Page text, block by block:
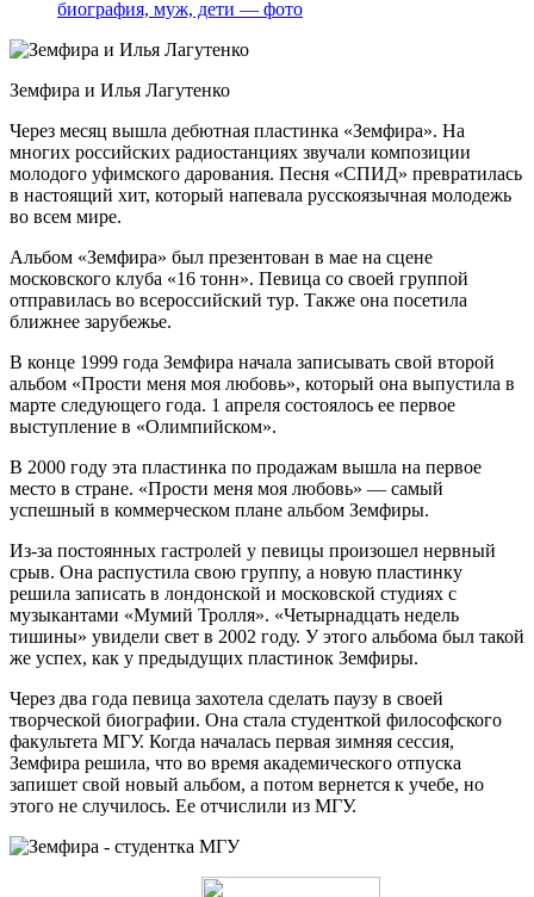
биография, муж, дети — фото
Земфира и Илья Лагутенко
Через месяц вышла дебютная пластинка «Земфира». На
многих российских радиостанциях звучали композиции
молодого уфимского дарования. Песня «СПИД» превратилась
в настоящий хит, который напевала русскоязычная молодежь
во всем мире.
Альбом «Земфира» был презентован в мае на сцене
московского клуба «16 тонн». Певица со своей группой
отправилась во всероссийский тур. Также она посетила
ближнее зарубежье.
В конце 1999 года Земфира начала записывать свой второй
альбом «Прости меня моя любовь», который она выпустила в
марте следующего года. 1 апреля состоялось ее первое
выступление в «Олимпийском».
В 2000 году эта пластинка по продажам вышла на первое
место в стране. «Прости меня моя любовь» — самый
успешный в коммерческом плане альбом Земфиры.
Из-за постоянных гастролей у певицы произошел нервный
срыв. Она распустила свою группу, а новую пластинку
решила записать в лондонской и московской студиях с
музыкантами «Мумий Тролля». «Четырнадцать недель
тишины» увидели свет в 2002 году. У этого альбома был такой
же успех, как у предыдущих пластинок Земфиры.
Через два года певица захотела сделать паузу в своей
творческой биографии. Она стала студенткой философского
факультета МГУ. Когда началась первая зимняя сессия,
Земфира решила, что во время академического отпуска
запишет свой новый альбом, а потом вернется к учебе, но
этого не случилось. Ее отчислили из МГУ.